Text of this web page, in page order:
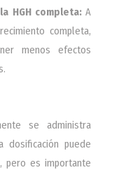
HGH completa:A
completa,
menos efectos
se administra
dosificación puede
pero es importante